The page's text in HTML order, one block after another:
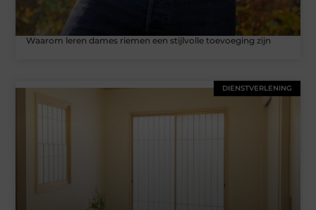
Waarom leren dames riemen een stijlvolle toevoeging zijn
DIENSTVERLENING